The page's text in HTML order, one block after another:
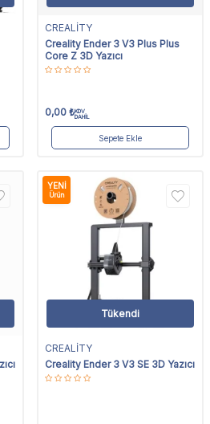
CREALİTY
Creality Ender 3 V3 Plus Plus
Core Z 3D Yazıcı
0,00 ₺KDV
DAHİL
Sepete Ekle
YENI
Ürün
Tükendi
CREALİTY
Creality Ender 3 V3 SE 3D Yazıcı